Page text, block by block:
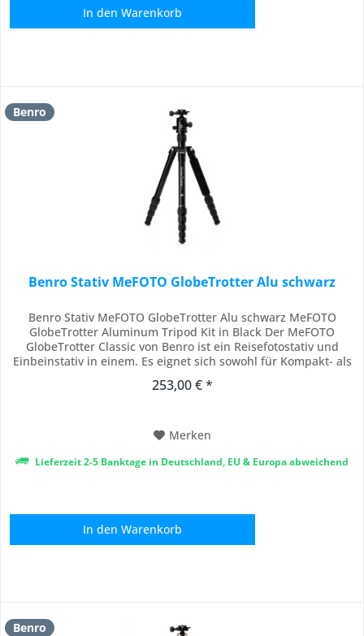
In den Warenkorb
Benro
Benro Stativ MeFOTO GlobeTrotter Alu schwarz
Benro Stativ MeFOTO GlobeTrotter Alu schwarz MeFOTO
GlobeTrotter Aluminum Tripod Kit in Black Der MeFOTO
GlobeTrotter Classic von Benro ist ein Reisefotostativ und
Einbeinstativ in einem. Es eignet sich sowohl für Kompakt- als
lässt sich in Sekundenschnelle in ein Einbeinstativ
253,00 € *
Merken
Lieferzeit 2-5 Banktage in Deutschland, EU & Europa abweichend
In den Warenkorb
Benro